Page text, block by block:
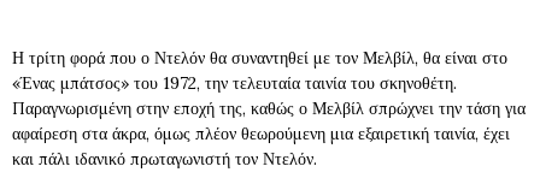
Η τρίτη φορά που ο Ντελόν θα συναντηθεί με τον Μελβίλ, θα είναι στο
«Ένας μπάτσος» του 1972, την τελευταία ταινία του σκηνοθέτη.
Παραγνωρισμένη στην εποχή της, καθώς ο Μελβίλ σπρώχνει την τάση για
αφαίρεση στα άκρα, όμως πλέον θεωρούμενη μια εξαιρετική ταινία, έχει
και πάλι ιδανικό πρωταγωνιστή τον Ντελόν.